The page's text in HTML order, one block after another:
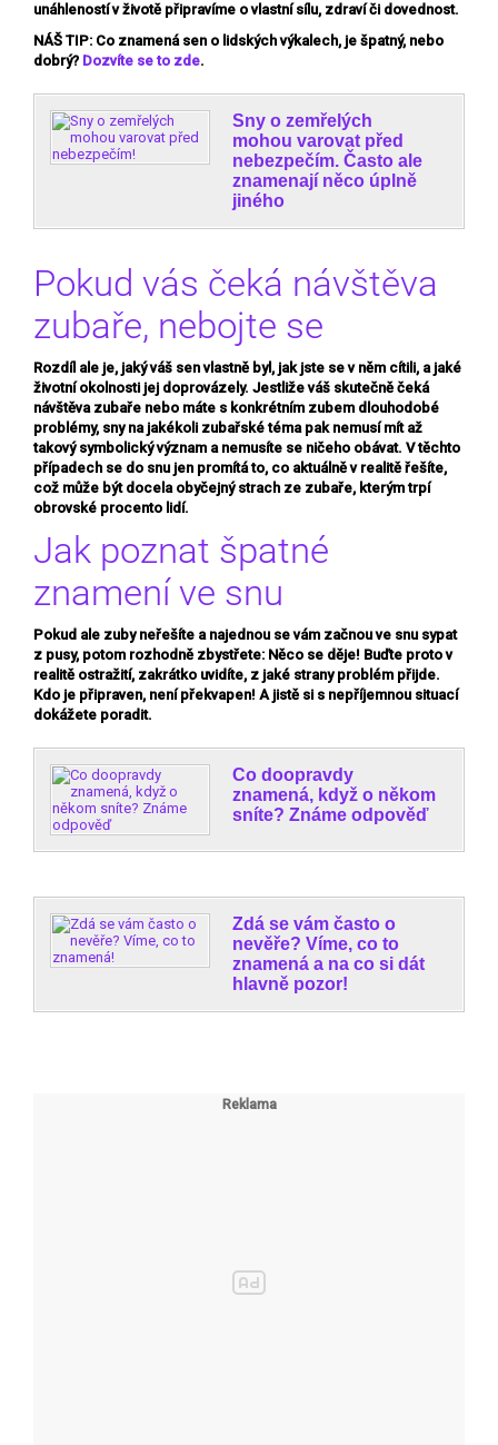
unáhleností v životě připravíme o vlastní sílu, zdraví či dovednost.
NÁŠ TIP: Co znamená sen o lidských výkalech, je špatný, nebo
dobrý? Dozvíte se to zde.
Sny o zemřelých
mohou varovat před
nebezpečím. Často ale
znamenají něco úplně
jiného
Pokud vás čeká návštěva
zubaře, nebojte se
Rozdíl ale je, jaký váš sen vlastně byl, jak jste se v něm cítili, a jaké
životní okolnosti jej doprovázely. Jestliže váš skutečně čeká
návštěva zubaře nebo máte s konkrétním zubem dlouhodobé
problémy, sny na jakékoli zubařské téma pak nemusí mít až
takový symbolický význam a nemusíte se ničeho obávat. V těchto
případech se do snu jen promítá to, co aktuálně v realitě řešíte,
což může být docela obyčejný strach ze zubaře, kterým trpí
obrovské procento lidí.
Jak poznat špatné
znamení ve snu
Pokud ale zuby neřešíte a najednou se vám začnou ve snu sypat
z pusy, potom rozhodně zbystřete: Něco se děje! Buďte proto v
realitě ostražití, zakrátko uvidíte, z jaké strany problém přijde.
Kdo je připraven, není překvapen! A jistě si s nepříjemnou situací
dokážete poradit.
Co doopravdy
znamená, když o někom
sníte? Známe odpověď
Zdá se vám často o
nevěře? Víme, co to
znamená a na co si dát
hlavně pozor!